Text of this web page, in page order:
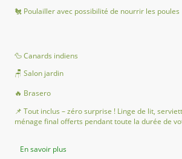
🐔 Poulailler avec possibilité de nourrir les poules
🦆 Canards indiens
🪑 Salon jardin
🔥 Brasero
📌 Tout inclus – zéro surprise ! Linge de lit,
ménage final offerts pendant toute la durée de
En savoir plus